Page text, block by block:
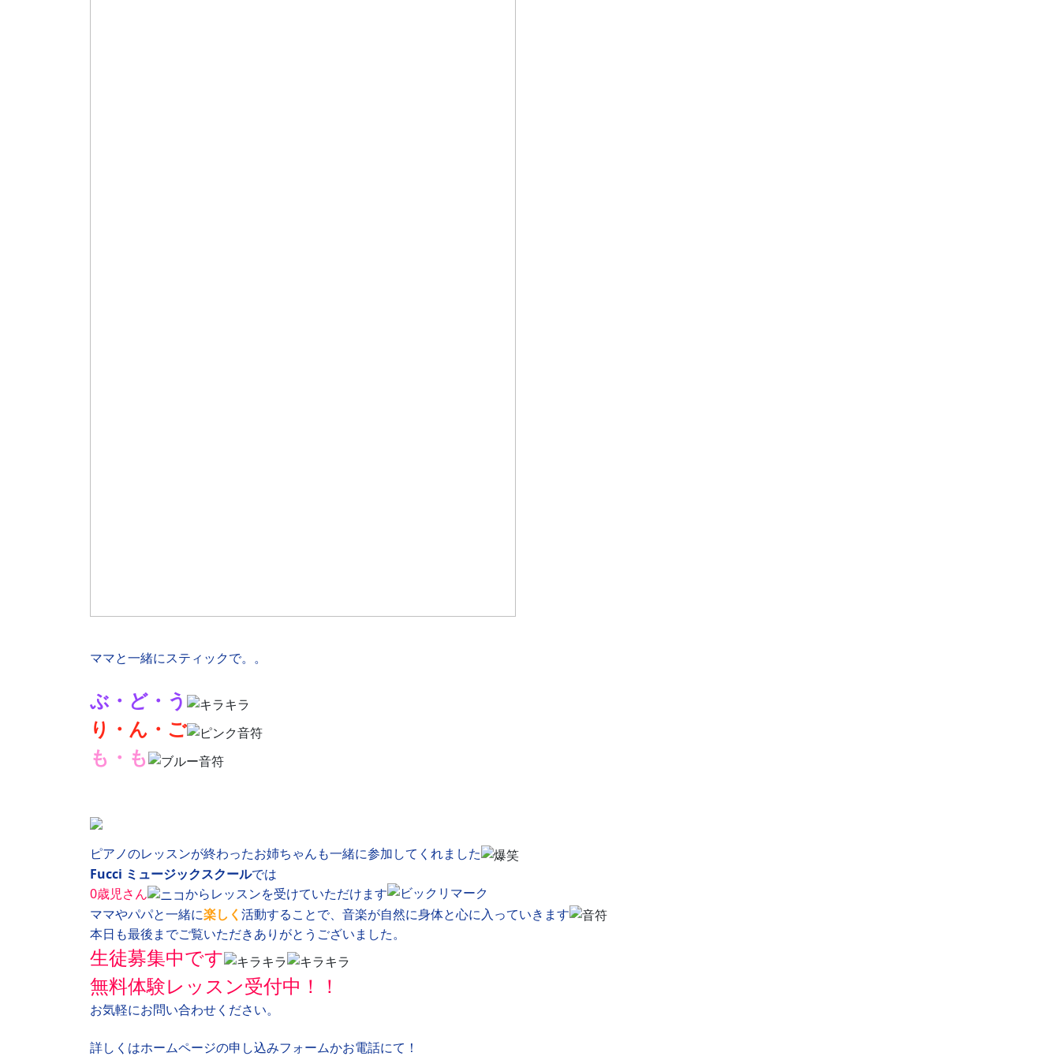
ママと一緒にスティックで。。
ぶ・ど・う
り・ん・ご
も・も
ピアノのレッスンが終わったお姉ちゃんも一緒に参加してくれました
Fucci ミュージックスクールでは
0歳児さん
からレッスンを受けていただけます
ママやパパと一緒に楽しく 活動することで、音楽が自然に身体と心に入っていきます
本日も最後までご覧いただきありがとうございました。
生徒募集中です
無料体験レッスン受付中！！
お気軽にお問い合わせください。
詳しくはホームページの申し込みフォームかお電話にて！